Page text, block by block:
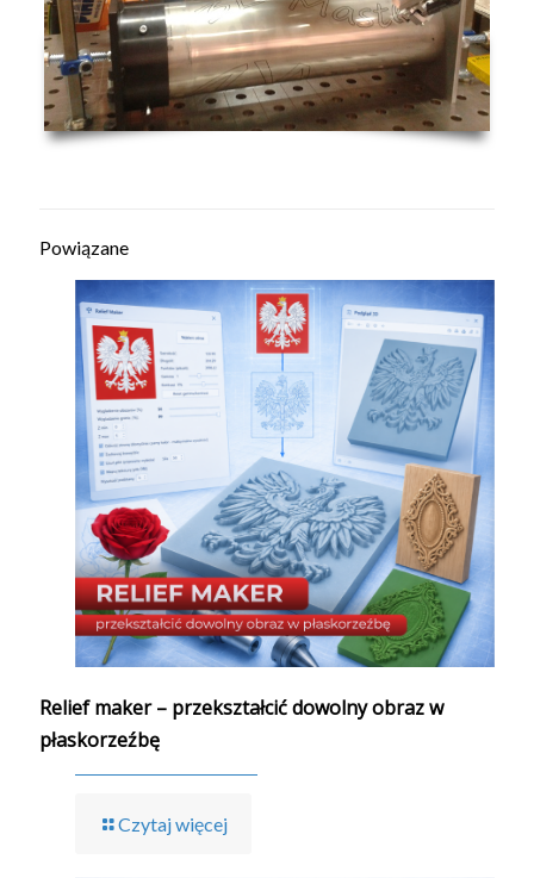
Powiązane
Relief maker – przekształcić dowolny obraz w
płaskorzeźbę
Czytaj więcej